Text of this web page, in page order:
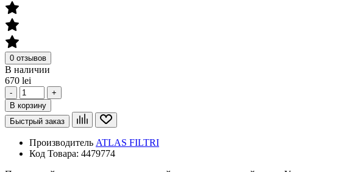
0 отзывов
В наличии
670 lei
-
+
В корзину
Быстрый заказ
Производитель ATLAS FILTRI
Код Товара: 4479774